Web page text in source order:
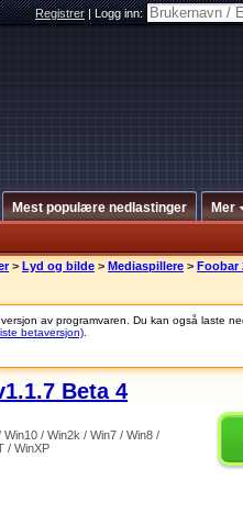
Registrer|Logg inn:
Mest populære nedlastinger Mer
> Lyd og bilde > Mediaspillere > Foobar
av programvaren. Du kan også laste
betaversjon)
Beta 4
Win10 / Win2k / Win7 / Win8 /
/ WinXP